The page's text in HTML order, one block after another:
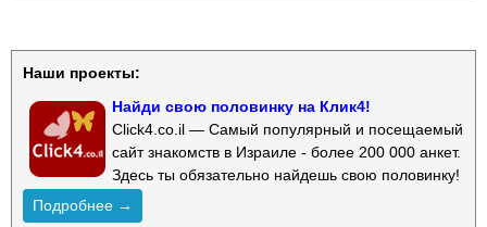
Наши проекты:
Найди свою половинку на Клик4!
Click4.co.il — Самый популярный и посещаемый
сайт знакомств в Израиле - более 200 000 анкет.
Здесь ты обязательно найдешь свою половинку!
Подробнее →